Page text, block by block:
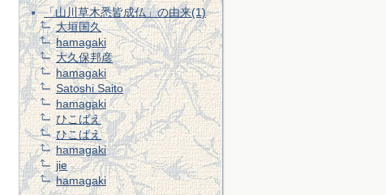
「山川草木悉皆成仏」の由来(1)
大垣国久
hamagaki
大久保邦彦
hamagaki
Satoshi Saito
hamagaki
ひこばえ
ひこばえ
hamagaki
jie
hamagaki